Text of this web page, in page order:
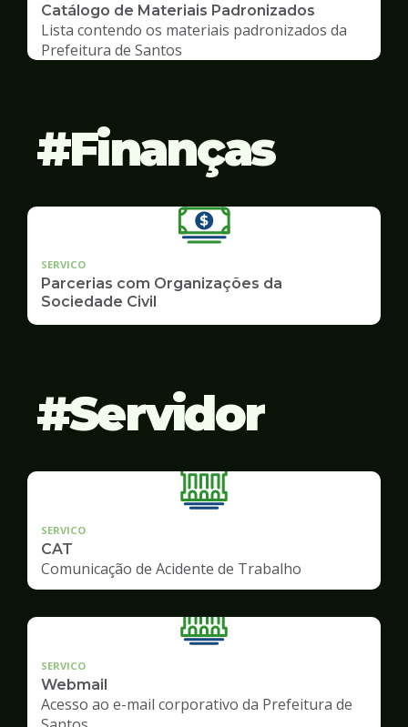
Catálogo de Materiais Padronizados
Lista contendo os materiais padronizados da
Prefeitura de Santos
Finanças
SERVICO
Parcerias com Organizações da
Sociedade Civil
Servidor
SERVICO
CAT
Comunicação de Acidente de Trabalho
SERVICO
Webmail
Acesso ao e-mail corporativo da Prefeitura de